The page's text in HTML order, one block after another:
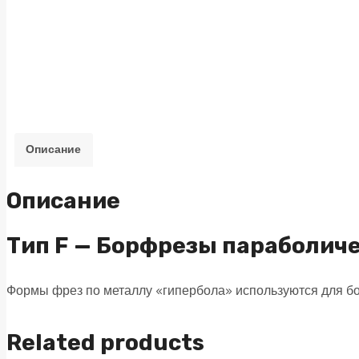
Описание
Описание
Тип F — Борфрезы
Формы фрез по металлу «гипербола» используются для
Related products